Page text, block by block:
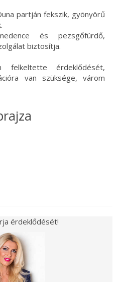
partján fekszik, gyönyörű
és pezsgőfürdő,
biztosítja.
felkeltette érdeklődését,
van szüksége, várom
érdeklődését!